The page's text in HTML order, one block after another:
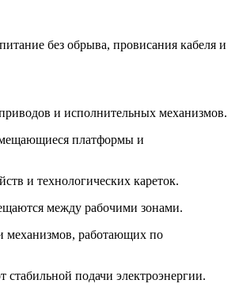
без обрыва, провисания кабеля и
и исполнительных механизмов.
платформы и
и технологических кареток.
между рабочими зонами.
механизмов, работающих по
подачи электроэнергии.